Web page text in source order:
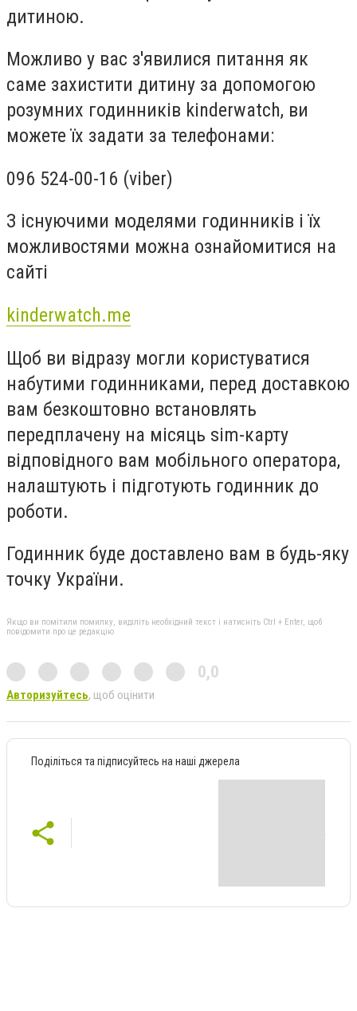
дитиною.
Можливо у вас з'явилися питання як
саме захистити дитину за допомогою
розумних годинників kinderwatch, ви
можете їх задати за телефонами:
096 524-00-16 (viber)
З існуючими моделями годинників і їх
можливостями можна ознайомитися на
сайті
kinderwatch.me
Щоб ви відразу могли користуватися
набутими годинниками, перед доставкою
вам безкоштовно встановлять
передплачену на місяць sim-карту
відповідного вам мобільного оператора,
налаштують і підготують годинник до
роботи.
Годинник буде доставлено вам в будь-яку
точку України.
Якщо ви помітили помилку, виділіть необхідний текст і натисніть Ctrl + Enter, щоб
повідомити про це редакцію
0,0
Авторизуйтесь, щоб оцінити
Поділіться та підписуйтесь на наші джерела